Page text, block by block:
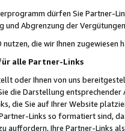
dürfen Sie Partner-
Abgrenzung der
die wir Ihnen zugewiesen
alle Partner-Links
oder Ihnen von uns
die Darstellung
die Sie auf Ihrer Website
Links so formatiert sind,
auffordern, Ihre Partner-Links